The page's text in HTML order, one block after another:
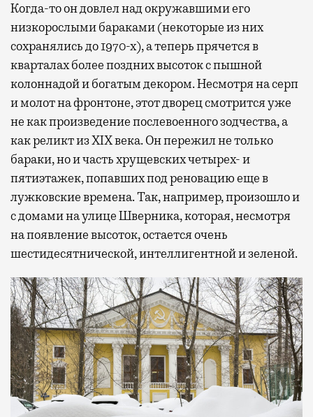
Когда-то он довлел над окружавшими его
низкорослыми бараками (некоторые из них
сохранялись до 1970-х), а теперь прячется в
кварталах более поздних высоток с пышной
колоннадой и богатым декором. Несмотря на серп
и молот на фронтоне, этот дворец смотрится уже
не как произведение послевоенного зодчества, а
как реликт из XIX века. Он пережил не только
бараки, но и часть хрущевских четырех- и
пятиэтажек, попавших под реновацию еще в
лужковские времена. Так, например, произошло и
с домами на улице Шверника, которая, несмотря
на появление высоток, остается очень
шестидесятнической, интеллигентной и зеленой.